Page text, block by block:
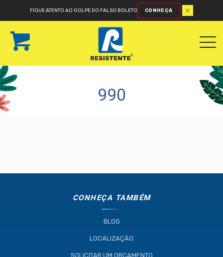
FIQUE ATENTO AO GOLPE DO FALSO BOLETO CONHEÇA
990
CONHEÇA TAMBÉM
BLOG
LOCALIZAÇÃO
SOLICITAR UM ORÇAMENTO